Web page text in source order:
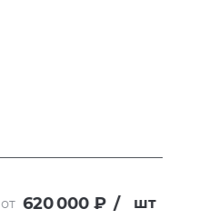
от 620 000 ₽ / шт